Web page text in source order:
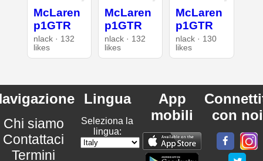
McLaren
p1GTR
nlack · 132
likes
McLaren
p1GTR
nlack · 132
likes
McLaren
p1GTR
nlack · 130
likes
Chi siamo
Contattaci
Termini
Lingua
Seleziona la
lingua:
App
mobili
con noi